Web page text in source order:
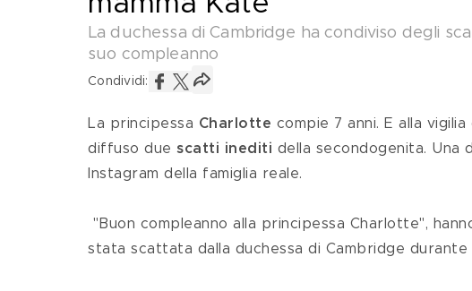
La duchessa di Cambridge ha condiviso degli
suo compleanno
Condividi:
La principessa Charlotte compie 7 anni. E alla
diffuso due scatti inediti della secondogenita.
Instagram della famiglia reale.
stata scattata dalla duchessa di Cambridge